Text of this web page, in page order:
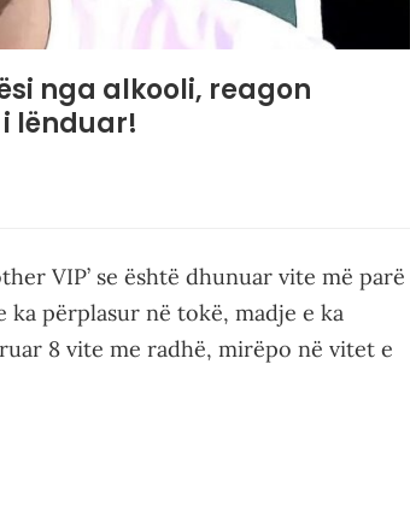
nga alkooli, reagon
lënduar!
VIP’ se është dhunuar vite më parë
ka përplasur në tokë, madje e ka
8 vite me radhë, mirëpo në vitet e